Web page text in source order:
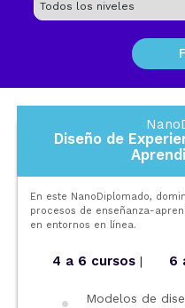
Diseño de
En este NanoDiplomado,
procesos de enseñanza-
en entornos en línea.
4 a 6 cursos| 6
Modelos de